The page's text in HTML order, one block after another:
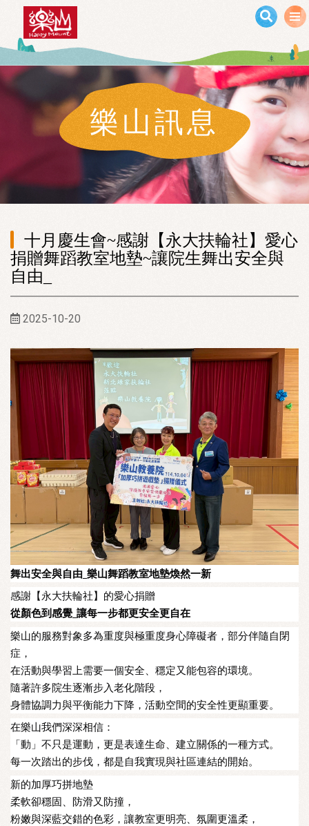
移至主內容
樂山訊息
十月慶生會~感謝【永大扶輪社】愛心
捐贈舞蹈教室地墊~讓院生舞出安全與
自由_
2025-10-20
舞出安全與自由_樂山舞蹈教室地墊煥然一新
感謝【永大扶輪社】的愛心捐贈
從顏色到感覺_讓每一步都更安全更自在
樂山的服務對象多為重度與極重度身心障礙者，部分伴隨自閉
症，
在活動與學習上需要一個安全、穩定又能包容的環境。
隨著許多院生逐漸步入老化階段，
身體協調力與平衡能力下降，活動空間的安全性更顯重要。
在樂山我們深深相信：
「動」不只是運動，更是表達生命、建立關係的一種方式。
每一次踏出的步伐，都是自我實現與社區連結的開始。
新的加厚巧拼地墊
柔軟卻穩固、防滑又防撞，
粉嫩與深藍交錯的色彩，讓教室更明亮、氛圍更溫柔，